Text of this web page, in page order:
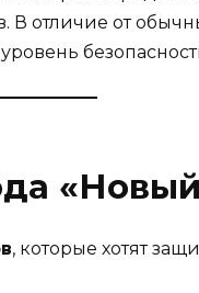
В отличие от
, которые хотят